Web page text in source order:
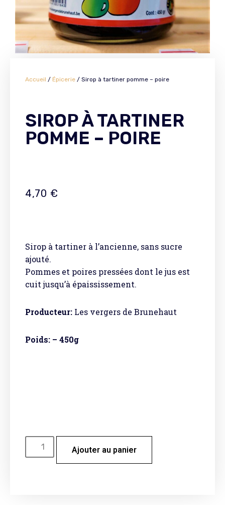
Accueil / Épicerie / Sirop à tartiner pomme – poire
SIROP À TARTINER
POMME – POIRE
4,70 €
Sirop à tartiner à l’ancienne, sans sucre
ajouté.
Pommes et poires pressées dont le jus est
cuit jusqu’à épaississement.
Producteur: Les vergers de Brunehaut
Poids: – 450g
Ajouter au panier